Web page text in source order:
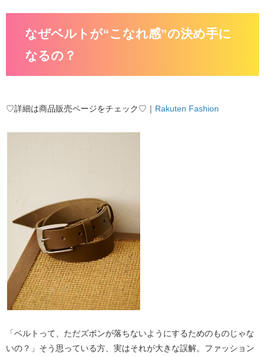
なぜベルトが“こなれ感”の決め手に
なるの？
♡詳細は商品販売ページをチェック♡｜ Rakuten Fashion
「ベルトって、ただズボンが落ちないようにするためのものじゃな
いの？」そう思っている方、実はそれが大きな誤解。ファッション